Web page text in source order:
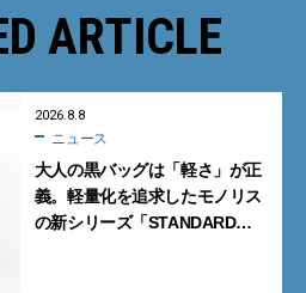
ARTICLE
2026.8.8
ニュース
大人の黒バッグは「軽さ」が正
義。軽量化を追求したモノリス
の新シリーズ「STANDARD